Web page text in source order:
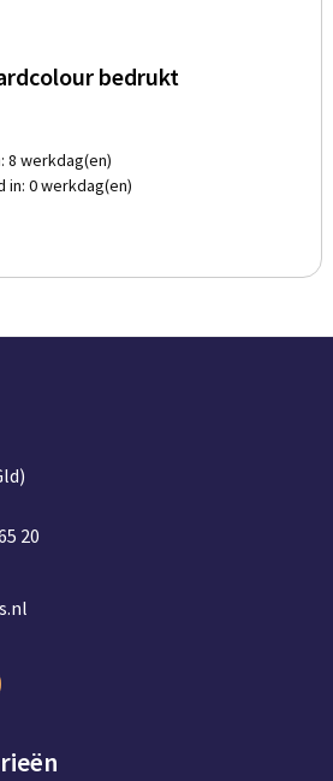
bedrukt
8 werkdag(en)
0 werkdag(en)
20